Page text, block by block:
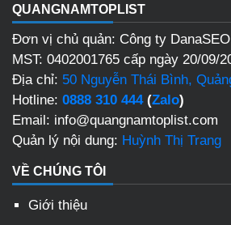
QUANGNAMTOPLIST
Đơn vị chủ quản: Công ty DanaSEO
MST: 0402001765 cấp ngày 20/09/
Địa chỉ: 50 Nguyễn Thái Bình,
Hotline: 0888 310 444(Zalo)
Email: info@quangnamtoplist.com
Quản lý nội dung: Huỳnh Thị Trang
VỀ CHÚNG TÔI
Giới thiệu